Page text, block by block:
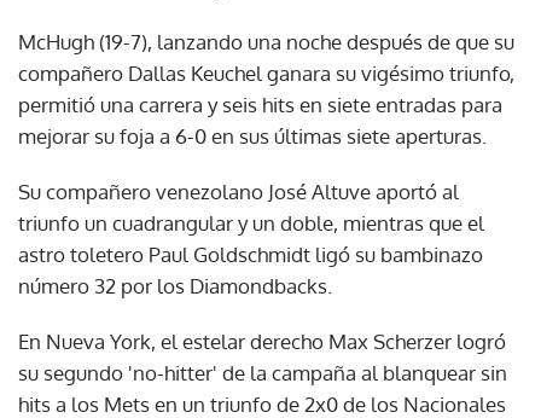
McHugh (19-7), lanzando una noche después de que su
compañero Dallas Keuchel ganara su vigésimo triunfo,
permitió una carrera y seis hits en siete entradas para
mejorar su foja a 6-0 en sus últimas siete aperturas.
Su compañero venezolano José Altuve aportó al
triunfo un cuadrangular y un doble, mientras que el
astro toletero Paul Goldschmidt ligó su bambinazo
número 32 por los Diamondbacks.
En Nueva York, el estelar derecho Max Scherzer logró
su segundo 'no-hitter' de la campaña al blanquear sin
hits a los Mets en un triunfo de 2x0 de los Nacionales